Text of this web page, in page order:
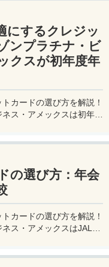
ェック！
にするクレジッ
ンプラチナ・ビ
クスが初年度年
カードの選び方を解説！
ス・アメックスは初年度
の選び方：年会
カードの選び方を解説！
ス・アメックスはJALマ